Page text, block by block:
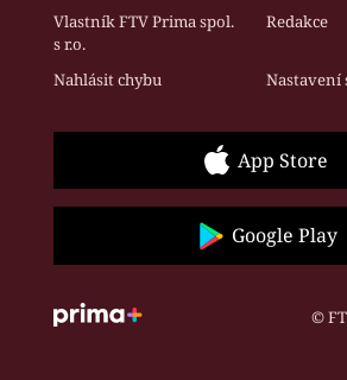
Vlastník FTV Prima spol.
s r.o.
Redakce
Nahlásit chybu Nastavení
App Store
Google Play
©